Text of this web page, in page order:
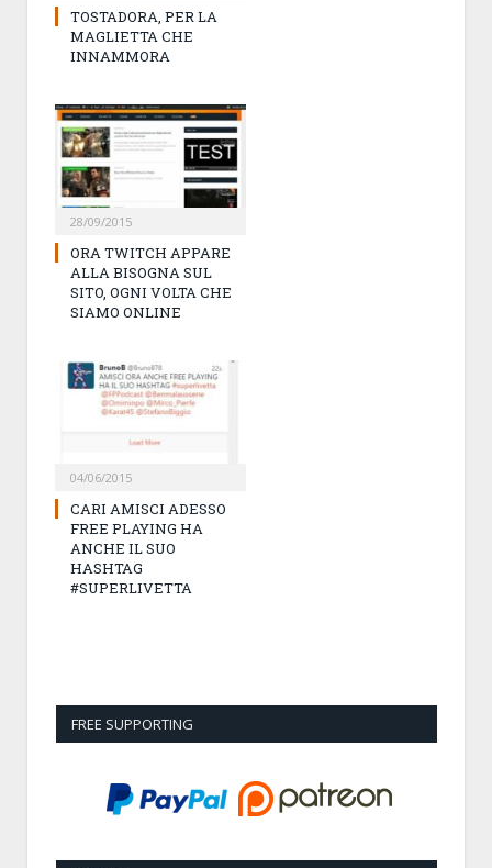
TOSTADORA, PER LA
MAGLIETTA CHE
INNAMMORA
28/09/2015
ORA TWITCH APPARE
ALLA BISOGNA SUL
SITO, OGNI VOLTA CHE
SIAMO ONLINE
04/06/2015
CARI AMISCI ADESSO
FREE PLAYING HA
ANCHE IL SUO
HASHTAG
#SUPERLIVETTA
FREE SUPPORTING